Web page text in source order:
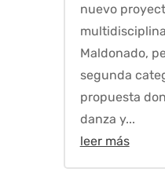
nuevo
Maldonado,
segunda
propuesta
danza y...
leer más